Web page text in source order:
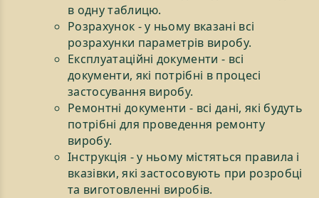
в одну таблицю.
Розрахунок - у ньому вказані всі
розрахунки параметрів виробу.
Експлуатаційні документи - всі
документи, які потрібні в процесі
застосування виробу.
Ремонтні документи - всі дані, які будуть
потрібні для проведення ремонту
виробу.
Інструкція - у ньому містяться правила і
вказівки, які застосовують при розробці
та виготовленні виробів.